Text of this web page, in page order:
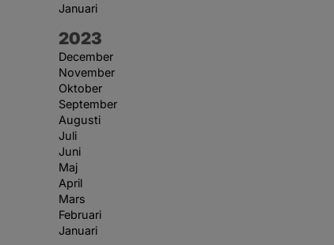
Januari
År:
2023
December
November
Oktober
September
Augusti
Juli
Juni
Maj
April
Mars
Februari
Januari